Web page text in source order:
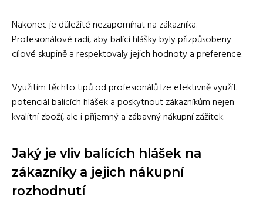
Nakonec je důležité nezapomínat na zákazníka.
Profesionálové radí, aby balící hlášky byly přizpůsobeny
cílové skupině a respektovaly jejich hodnoty a preference.
Využitím těchto tipů od profesionálů lze efektivně využít
potenciál balících hlášek a poskytnout zákazníkům nejen
kvalitní zboží, ale i příjemný a zábavný nákupní zážitek.
Jaký je vliv balících hlášek na
zákazníky a jejich nákupní
rozhodnutí